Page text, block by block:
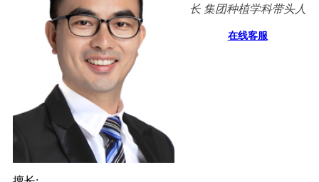
长 集团种植学科带头人
在线客服